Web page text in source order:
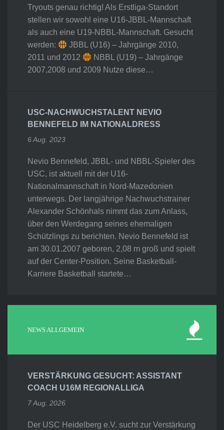
Tryouts genau richtig! Als Erstliga-Standort
stellen wir sowohl eine U16-JBBL-Mannschaft
als auch eine U19-NBBL-Mannschaft. Gesucht
werden:
JBBL (U16) – Jahrgänge 2010,
2011 und 2012
NBBL (U19) – Jahrgänge
2007,2008 und 2009 Nutze diese…
USC-NACHWUCHSTALENT NEVIO
BENNEFELD IM NATIONALDRESS
6 Aug. 2023
Nevio Bennefeld, JBBL- und NBBL-Spieler des
USC, ist aktuell mit der U16-
Nationalmannschaft in Nord-Mazedonien
unterwegs. Der langjährige Nachwuchstrainer
Alexander Schönhals nimmt das zum Anlass,
über den Werdegang seines ehemaligen
Schützlings zu berichten. Nevio Bennefeld ist
am 30.01.2007 geboren, 2,08 m groß und spielt
auf der Center-Position. Seine Basketball-
Karriere Basketball startete…
NEWS ALLGEMEIN
VERSTÄRKUNG GESUCHT: ASSISTANT
COACH U16M REGIONALLIGA
7 Aug. 2026
Der USC Heidelberg e.V. sucht zur Verstärkung